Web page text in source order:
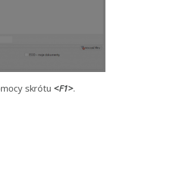
skrótu <F1>.